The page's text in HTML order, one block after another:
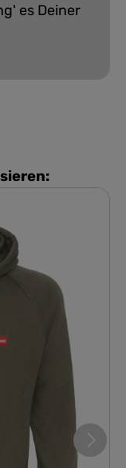
es Deiner